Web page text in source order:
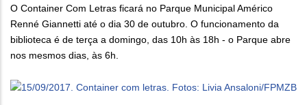
O Container Com Letras ficará no Parque Municipal Américo
Renné Giannetti até o dia 30 de outubro. O funcionamento da
biblioteca é de terça a domingo, das 10h às 18h - o Parque abre
nos mesmos dias, às 6h.